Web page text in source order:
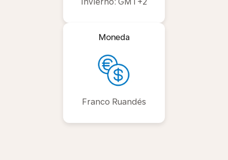
Moneda
Franco Ruandés